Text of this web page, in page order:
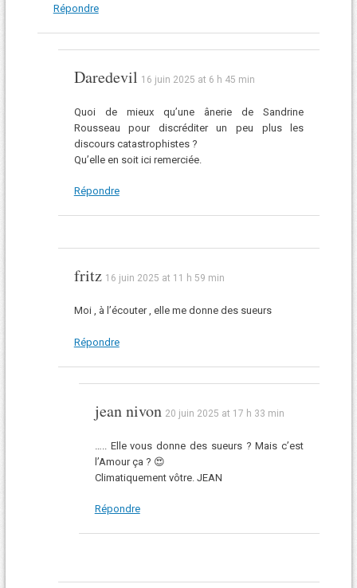
Répondre
Daredevil 16 juin 2025 at 6 h 45 min
Quoi de mieux qu’une ânerie de Sandrine
Rousseau pour discréditer un peu plus les
discours catastrophistes ?
Qu’elle en soit ici remerciée.
Répondre
fritz 16 juin 2025 at 11 h 59 min
Moi , à l’écouter , elle me donne des sueurs
Répondre
jean nivon 20 juin 2025 at 17 h 33 min
….. Elle vous donne des sueurs ? Mais c’est
l’Amour ça ? 😍
Climatiquement vôtre. JEAN
Répondre